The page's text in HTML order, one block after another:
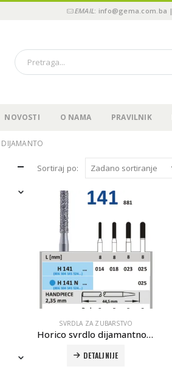
EMAIL: info@gema.com.ba |
NOVOSTI O NAMA PRAVILNIK
DIJAMANTO
Sortiraj po:
SVRDLA ZA ZUBARSTVO
Horico svrdlo dijamantno 141
DETALJNIJE